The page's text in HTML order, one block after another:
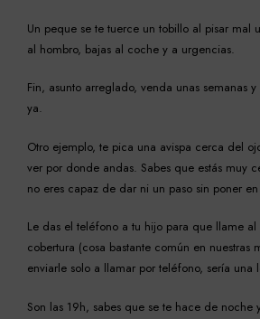
Un peque se te tuerce un tobillo al pisar mal
al hombro, bajas al coche y a urgencias.
Fin, asunto arreglado, venda unas semanas
ya.
Otro ejemplo, te pica una avispa cerca del
ver por donde andas. Sabes que estás muy
no eres capaz de dar ni un paso sin poner
Le das el teléfono a tu hijo para que llame
cobertura (cosa bastante común en nuestras
enviarle solo a llamar por teléfono, sería una
Son las 19h, sabes que se te hace de noche